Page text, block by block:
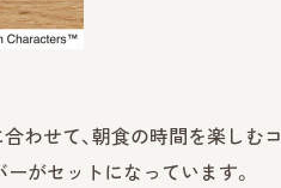
合わせて、朝食の時間を楽しむコ
ーがセットになっています。